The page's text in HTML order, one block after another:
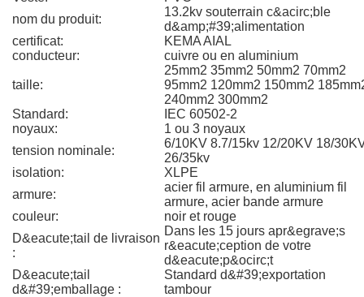
nom du produit:
13.2kv souterrain c&acirc;ble
d&amp;#39;alimentation
certificat:
KEMA AIAL
conducteur:
cuivre ou en aluminium
taille:
25mm2 35mm2 50mm2 70mm2
95mm2 120mm2 150mm2
240mm2 300mm2
Standard:
IEC 60502-2
noyaux:
1 ou 3 noyaux
tension nominale:
6/10KV 8.7/15kv 12/20KV 18/
26/35kv
isolation:
XLPE
armure:
acier fil armure, en aluminium fil
armure, acier bande armure
couleur:
noir et rouge
D&eacute;tail de livraison
:
Dans les 15 jours apr&egrave;s
r&eacute;ception de votre
d&eacute;p&ocirc;t
D&eacute;tail
d&#39;emballage :
Standard d&#39;exportation
tambour